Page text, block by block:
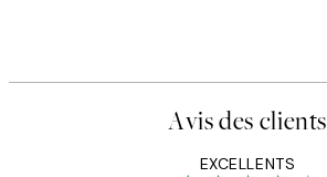
Avis des clients
EXCELLENTS